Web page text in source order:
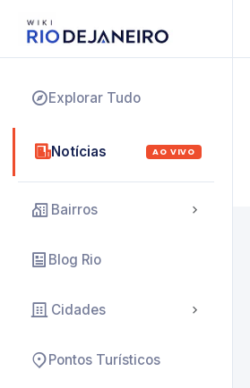
Explorar Tudo
Notícias AO VIVO
Bairros
Blog Rio
Cidades
Pontos Turísticos